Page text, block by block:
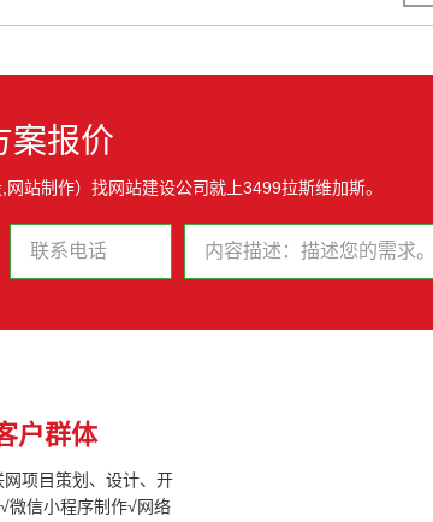
案报价
站制作）找网站建设公司就上3499拉斯维加斯。
户群体
网项目策划、设计、开
微信小程序制作√网络